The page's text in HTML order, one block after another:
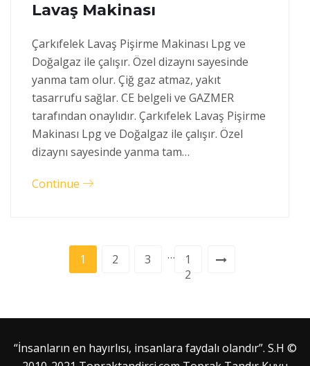
Lavaş Makinası
Çarkıfelek Lavaş Pişirme Makinası Lpg ve
Doğalgaz ile çalışır. Özel dizaynı sayesinde
yanma tam olur. Çiğ gaz atmaz, yakıt
tasarrufu sağlar. CE belgeli ve GAZMER
tarafından onaylıdır. Çarkıfelek Lavaş Pişirme
Makinası Lpg ve Doğalgaz ile çalışır. Özel
dizaynı sayesinde yanma tam…
Continue
1 2 3 …
1
2
“İnsanların en hayırlısı, insanlara faydalı olandır”. S.H ©